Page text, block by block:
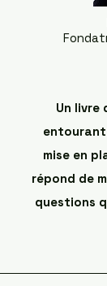
Un livre
mise en
répond de
questions